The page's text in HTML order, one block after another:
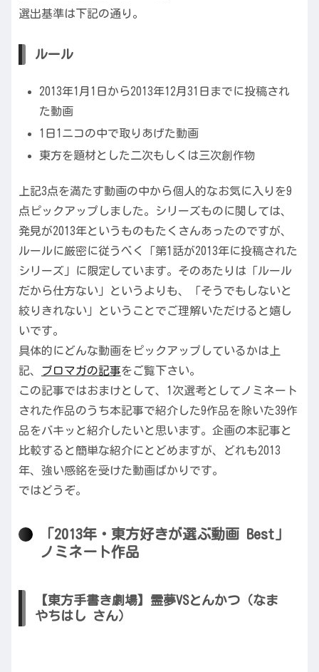
選出基準は下記の通り。
ルール
2013年1月1日から2013年12月31日までに投稿され
た動画
1日1ニコの中で取りあげた動画
東方を題材とした二次もしくは三次創作物
上記3点を満たす動画の中から個人的なお気に入りを9
点ピックアップしました。シリーズものに関しては、
発見が2013年というものもたくさんあったのですが、
ルールに厳密に従うべく「第1話が2013年に投稿された
シリーズ」に限定しています。そのあたりは「ルール
だから仕方ない」というよりも、「そうでもしないと
絞りきれない」ということでご理解いただけると嬉し
いです。
具体的にどんな動画をピックアップしているかは上
記、 ブロマガの記事をご覧下さい。
この記事ではおまけとして、1次選考としてノミネート
された作品のうち本記事で紹介した9作品を除いた39作
品をバキッと紹介したいと思います。企画の本記事と
比較すると簡単な紹介にとどめますが、どれも2013
年、強い感銘を受けた動画ばかりです。
ではどうぞ。
「2013年・東方好きが選ぶ動画 Best」
ノミネート作品
【東方手書き劇場】霊夢VSとんかつ（なま
やちはし さん）